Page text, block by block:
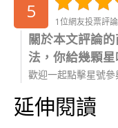
5 1位網友投票評論
關於本文評論
法，你給幾顆星
歡迎一起點擊星號參
延伸閱讀